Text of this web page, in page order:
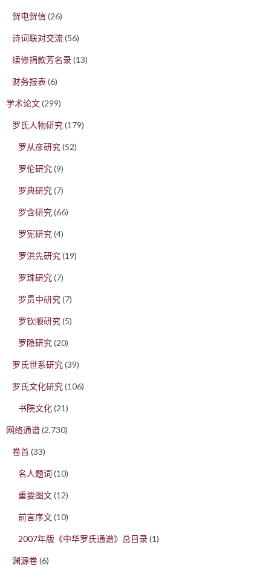
贺电贺信(26)
诗词联对交流(56)
续修捐款芳名录(13)
财务报表 (6)
学术论文(299)
罗氏人物研究(179)
罗从彦研究(52)
罗伦研究(9)
罗典研究(7)
罗含研究(66)
罗宪研究(4)
罗洪先研究(19)
罗珠研究(7)
罗贯中研究(7)
罗钦顺研究(5)
罗隐研究(20)
罗氏世系研究(39)
罗氏文化研究(106)
书院文化(21)
网络通谱(2,730)
卷首(33)
名人题词 (10)
重要图文(12)
前言序文(10)
2007年版《中华罗氏通谱》总目录(1)
渊源卷(6)